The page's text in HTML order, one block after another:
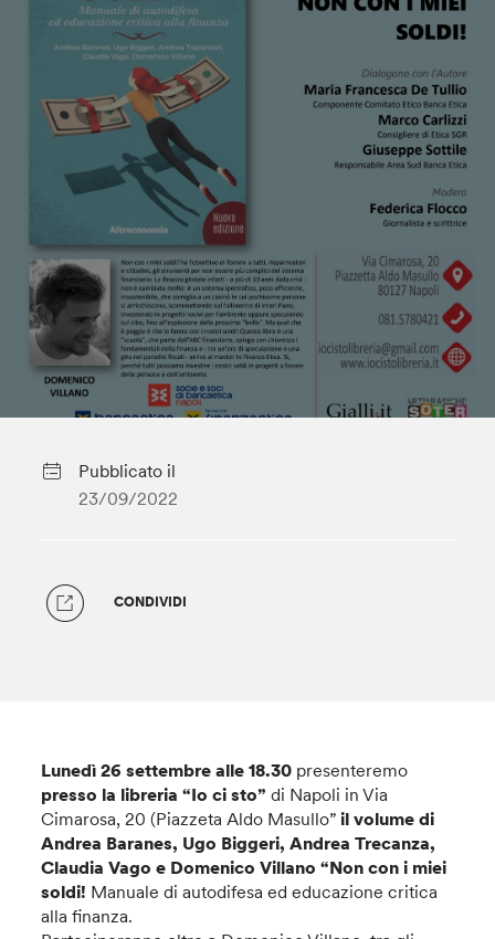
Pubblicato il
23/09/2022
CONDIVIDI
Lunedì 26 settembre alle 18.30 presenteremo
presso la libreria “Io ci sto” di Napoli in Via
Cimarosa, 20 (Piazzeta Aldo Masullo”il volume di
Andrea Baranes, Ugo Biggeri, Andrea Trecanza,
Claudia Vago e Domenico Villano “Non con i miei
soldi! Manuale di autodifesa ed educazione critica
alla finanza.